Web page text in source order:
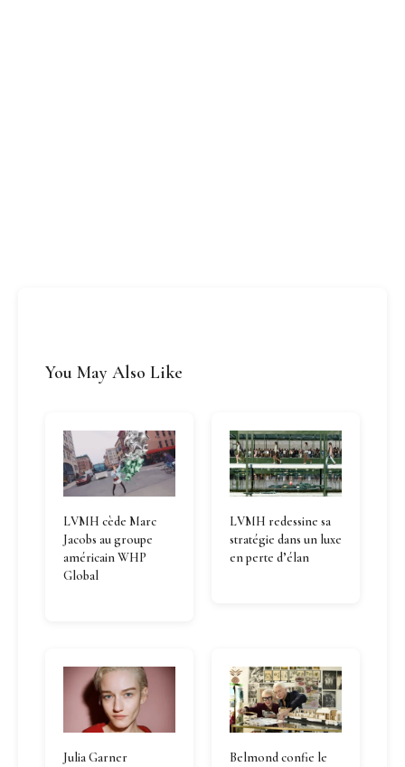
You May Also Like
LVMH cède Marc
Jacobs au groupe
américain WHP
Global
LVMH redessine sa
stratégie dans un luxe
en perte d’élan
Julia Garner
Belmond confie le